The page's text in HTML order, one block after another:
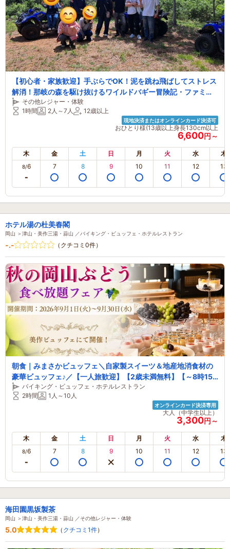
【初心者・家族歓迎】手ぶらでOK！泥を跳ね飛ばしてストレス
解消！那岐の森を駆け抜けるワイルドバギー冒険記・ファミリ
ー・カップル・女性におすすめ！！
その他レジャー・体験
1時間
2人～7人 12歳以上
現地決済またはオンラインカード決済可
おひとり様(13歳以上身長130cm以上
6,600円～
木 金 土 日 月 火 水 木
8/6 7 8 9 10 11 12 13
ホテル湯の杜美春閣
岡山 ＞津山・美作三湯・蒜山 ／バイキング・ビュッフェ・ホテルレストラン
-.- （クチコミ0件）
朝食｜みまさかビュッフェ＼自家製スイーツ＆地産地消食材の
豪華ビュッフェ♪／【一人旅歓迎】【2歳未満無料】【～8時15
分まで入場】
バイキング・ビュッフェ・ホテルレストラン
2時間
1人～10人
オンラインカード決済専用
大人（中学生以上）
3,300円～
木 金 土 日 月 火 水 木
8/6 7 8 9 10 11 12 13
海田園黒坂製茶
岡山 ＞津山・美作三湯・蒜山 ／その他レジャー・体験
5.0 （ クチコミ1件）